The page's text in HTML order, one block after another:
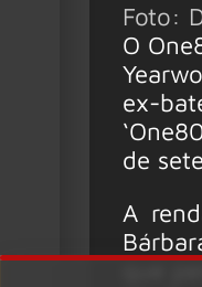
Foto:
O
ex-
de
A
que